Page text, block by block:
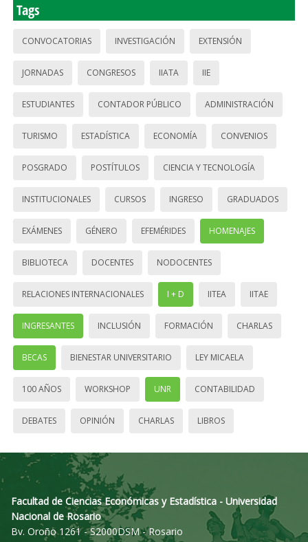
Tags
CONVOCATORIAS INVESTIGACIÓN EXTENSIÓN
JORNADAS CONGRESOS IIATA IIE
ESTUDIANTES CONTADOR PÚBLICO ADMINISTRACIÓN
TURISMO ESTADÍSTICA ECONOMÍA CONVENIOS
POSGRADO POSTÍTULOS CIENCIA Y TECNOLOGÍA
INSTITUCIONALES CURSOS INGRESO GRADUADOS
EXÁMENES GÉNERO EFEMÉRIDES HOMENAJES
BIBLIOTECA DOCENTES NODOCENTES
RELACIONES INTERNACIONALES I + D IITEA IITAE
INGRESANTES INCLUSIÓN FORMACIÓN CHARLAS
BECAS BIENESTAR UNIVERSITARIO LEY MICAELA
100 AÑOS WORKSHOP UNR CONTABILIDAD
DEBATES OPINIÓN CHARLAS LIBROS
Facultad de Ciencias Económicas y Estadística - Universidad
Nacional de Rosario
Bv. Oroño 1261 - S2000DSM - Rosario